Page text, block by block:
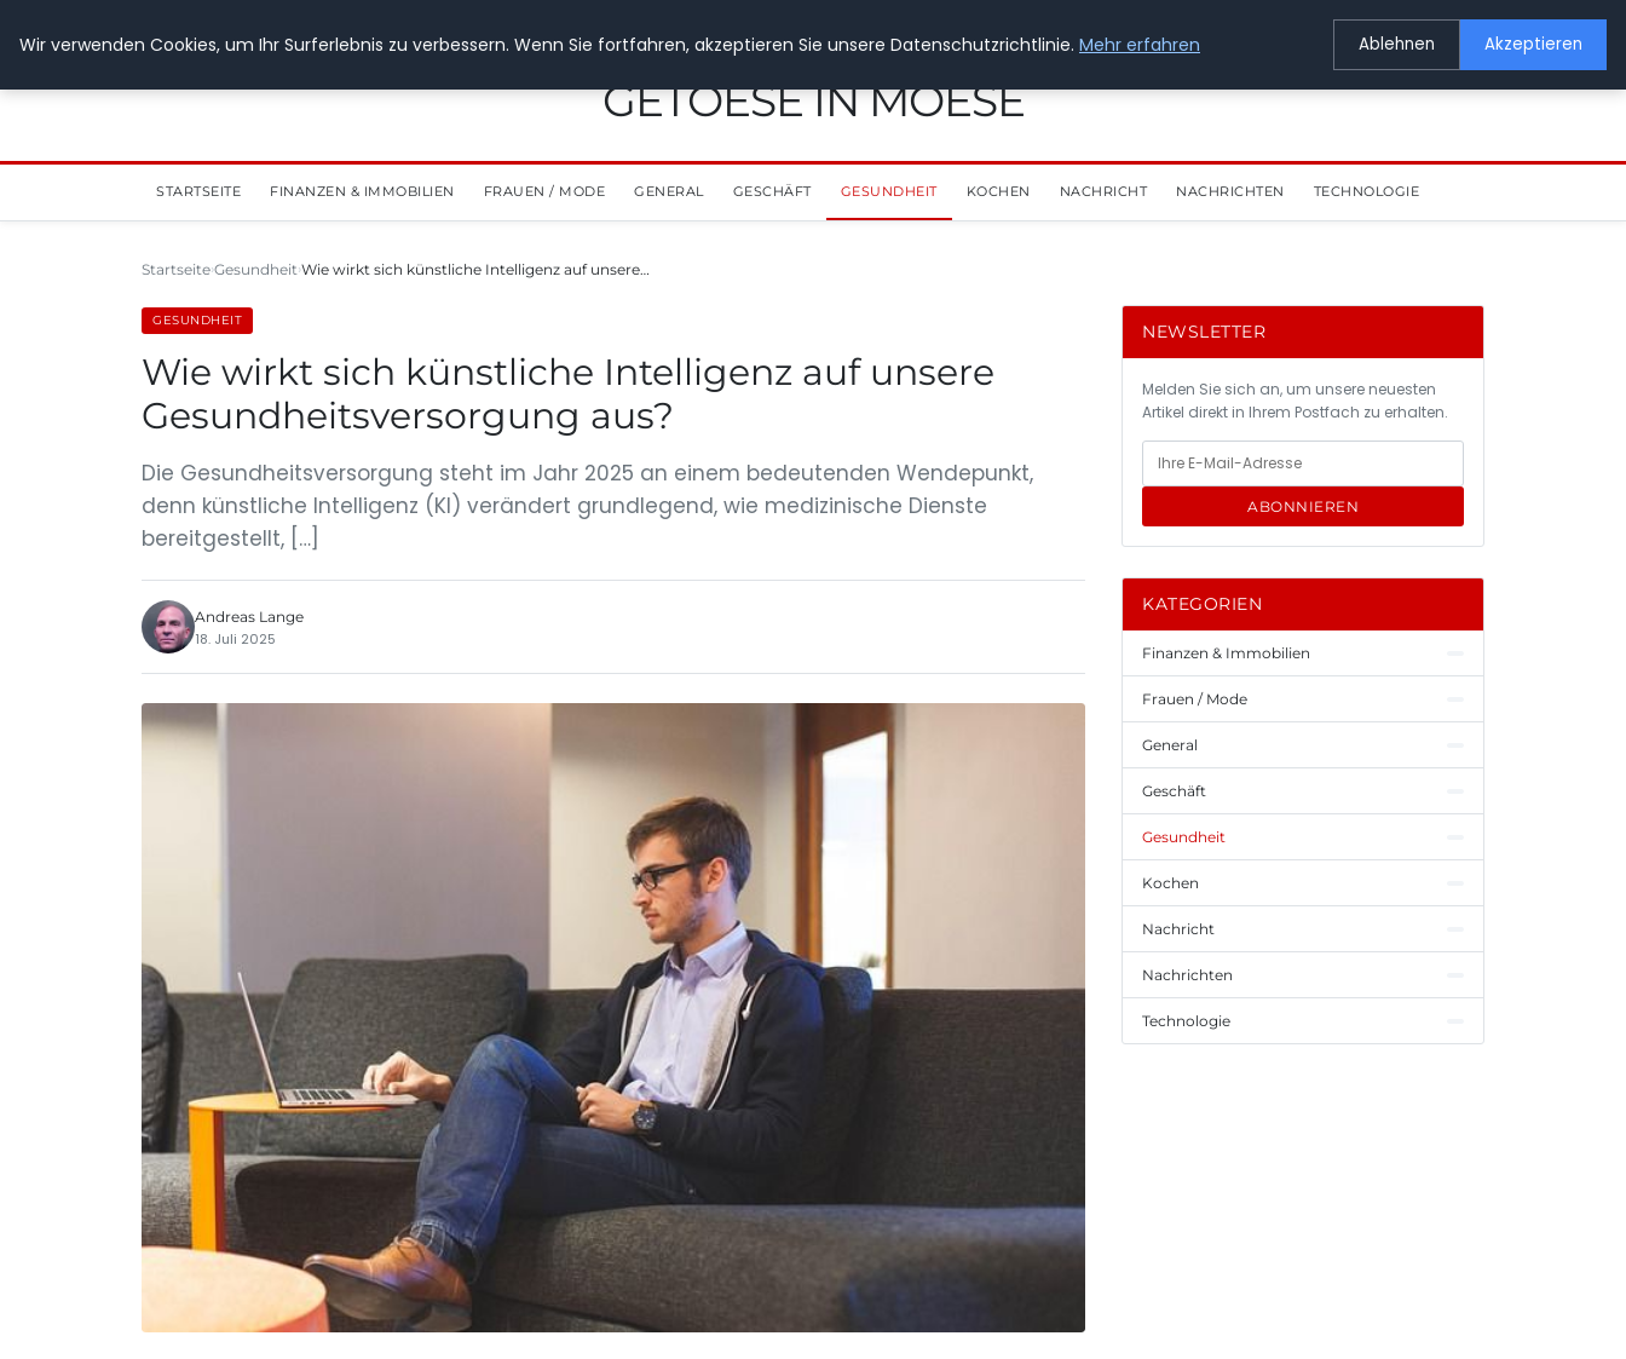
GETOESE IN MOESE
STARTSEITE FINANZEN & IMMOBILIEN FRAUEN / MODE GENERAL GESCHÄFT GESUNDHEIT KOCHEN NACHRICHT NACHRICHTEN TECHNOLOGIE
Startseite Gesundheit Wie wirkt sich künstliche Intelligenz auf unsere…
GESUNDHEIT
Wie wirkt sich künstliche Intelligenz auf unsere
Gesundheitsversorgung aus?
Die Gesundheitsversorgung steht im Jahr 2025 an einem bedeutenden Wendepunkt,
denn künstliche Intelligenz (KI) verändert grundlegend, wie medizinische Dienste
bereitgestellt, […]
Andreas Lange
18. Juli 2025
NEWSLETTER
Melden Sie sich an, um unsere neuesten
Artikel direkt in Ihrem Postfach zu erhalten.
ABONNIEREN
KATEGORIEN
Finanzen & Immobilien
Frauen / Mode
General
Geschäft
Gesundheit
Kochen
Nachricht
Nachrichten
Technologie
Wir verwenden Cookies, um Ihr Surferlebnis zu verbessern. Wenn Sie fortfahren, akzeptieren Sie unsere Datenschutzrichtlinie. Mehr erfahren Ablehnen Akzeptieren